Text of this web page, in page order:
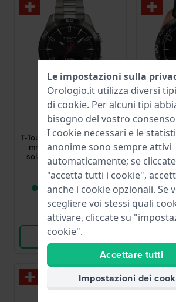
Tissot
T1534204405100
T-Touch Connect Sport 43.7
mm Orologio bluetooth
solare Ana-Digi in titanio
con schermo touchscreen
AMOLED
1.095,00 €
● Consegna in 2 a 5
giorni lavorativi
Confronta
Vedi i prodotti
T-Touch
mm
solare
●
Le impostazioni sulla
Orologio.it utilizza diversi tipi
di cookie. Per alcuni tipi
bisogno del vostro
I cookie necessari e le
anonime sono sempre attivi
automaticamente; se
"accetta tutti i cookie",
anche i cookie opzionali. Se
scegliere voi stessi quali
attivare, cliccate su
cookie".
Accettare tutti
Impostazioni dei